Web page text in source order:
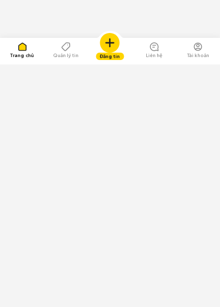
Trang chủ Quản lý tin Đăng tin Liên hệ Tài khoản